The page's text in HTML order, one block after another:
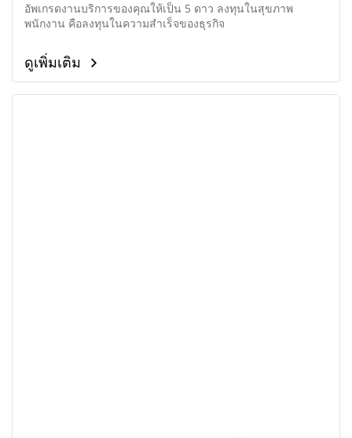
อัพเกรดงานบริการของคุณให้เป็น 5 ดาว ลงทุนในสุขภาพ
พนักงาน คือลงทุนในความสำเร็จของธุรกิจ
ดูเพิ่มเติม